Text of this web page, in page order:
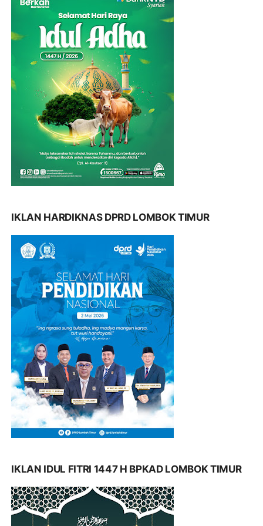
IKLAN HARDIKNAS DPRD LOMBOK TIMUR
IKLAN IDUL FITRI 1447 H BPKAD LOMBOK TIMUR